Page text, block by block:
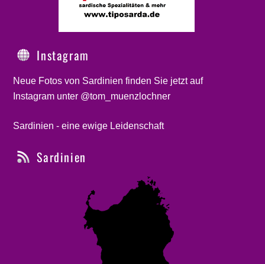
Instagram
Neue Fotos von Sardinien finden Sie jetzt auf
Instagram unter @tom_muenzlochner
Sardinien - eine ewige Leidenschaft
Sardinien